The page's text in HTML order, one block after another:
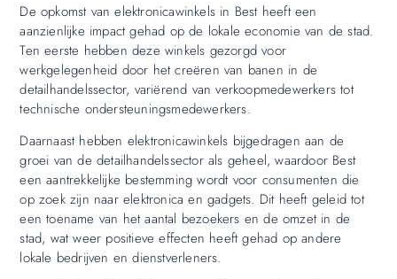
De opkomst van elektronicawinkels in Best heeft een
aanzienlijke impact gehad op de lokale economie van de stad.
Ten eerste hebben deze winkels gezorgd voor
werkgelegenheid door het creëren van banen in de
detailhandelssector, variërend van verkoopmedewerkers tot
technische ondersteuningsmedewerkers.
Daarnaast hebben elektronicawinkels bijgedragen aan de
groei van de detailhandelssector als geheel, waardoor Best
een aantrekkelijke bestemming wordt voor consumenten die
op zoek zijn naar elektronica en gadgets. Dit heeft geleid tot
een toename van het aantal bezoekers en de omzet in de
stad, wat weer positieve effecten heeft gehad op andere
lokale bedrijven en dienstverleners.